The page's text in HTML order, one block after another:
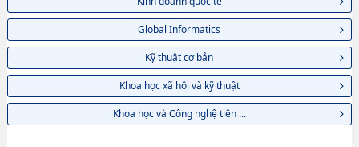
Global Informatics
Kỹ thuật cơ bản
Khoa học xã hội và kỹ thuật
Khoa học và Công nghệ tiên ...